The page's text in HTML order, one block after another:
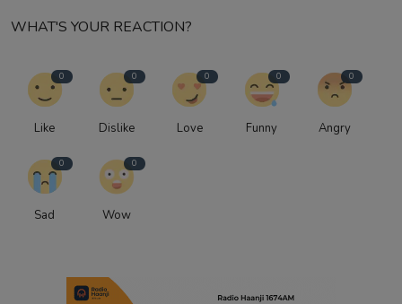
WHAT'S YOUR REACTION?
0
Like
0
Dislike
0
Love
0
Funny
0
Angry
0
Sad
0
Wow